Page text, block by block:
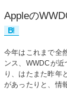
Appleの
今年はこれまで全
ンス、WWDCが
り、はたまた昨年
があったりと、情